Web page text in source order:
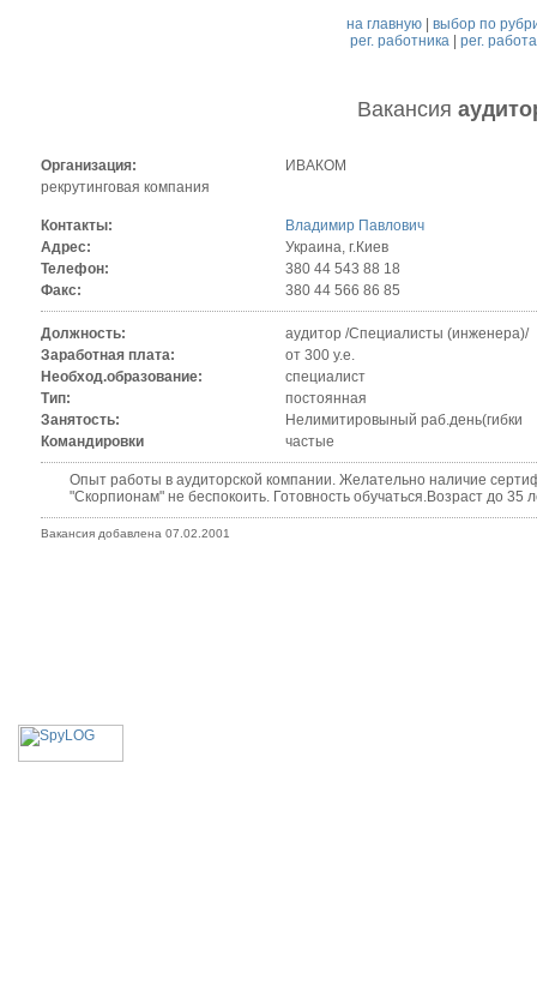
на главную |выбор по
рег. работника| рег.
Вакансия
Организация:
ИВАКОМ
рекрутинговая компания
Контакты:
Владимир Павлович
Адрес:
Украина, г.Киев
Телефон:
380 44 543 88 18
Факс:
380 44 566 86 85
Должность:
аудитор /Специалисты (инженера)/
Заработная плата:
от 300 у.е.
Необход.образование:
специалист
Тип:
постоянная
Занятость:
Нелимитировыный раб.день(гибки
Командировки
частые
Опыт работы в аудиторской компании. Желательно наличие
"Скорпионам" не беспокоить. Готовность обучаться.Возраст до 35
Вакансия добавлена 07.02.2001